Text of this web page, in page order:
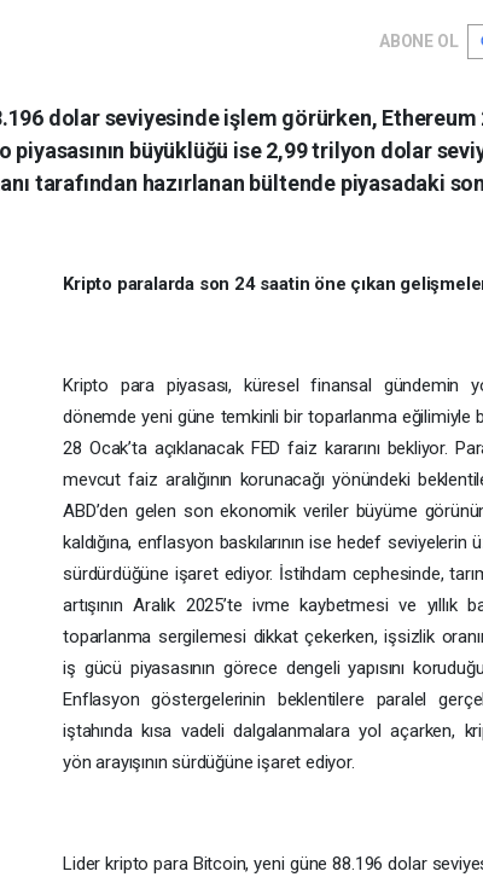
ABONE OL
dolar seviyesinde işlem görürken, Ethereum
piyasasının büyüklüğü ise 2,99 trilyon dolar
tarafından hazırlanan bültende piyasadaki son
Kripto paralarda son 24 saatin öne çıkan
Kripto para piyasası, küresel finansal gündemin
dönemde yeni güne temkinli bir toparlanma eğilimiyle
28 Ocak’ta açıklanacak FED faiz kararını bekliyor.
mevcut faiz aralığının korunacağı yönündeki
ABD’den gelen son ekonomik veriler büyüme
kaldığına, enflasyon baskılarının ise hedef seviyelerin
sürdürdüğüne işaret ediyor. İstihdam cephesinde,
artışının Aralık 2025’te ivme kaybetmesi ve yıllık
toparlanma sergilemesi dikkat çekerken, işsizlik
iş gücü piyasasının görece dengeli yapısını
Enflasyon göstergelerinin beklentilere paralel
iştahında kısa vadeli dalgalanmalara yol açarken,
yön arayışının sürdüğüne işaret ediyor.
Lider kripto para Bitcoin, yeni güne 88.196 dolar